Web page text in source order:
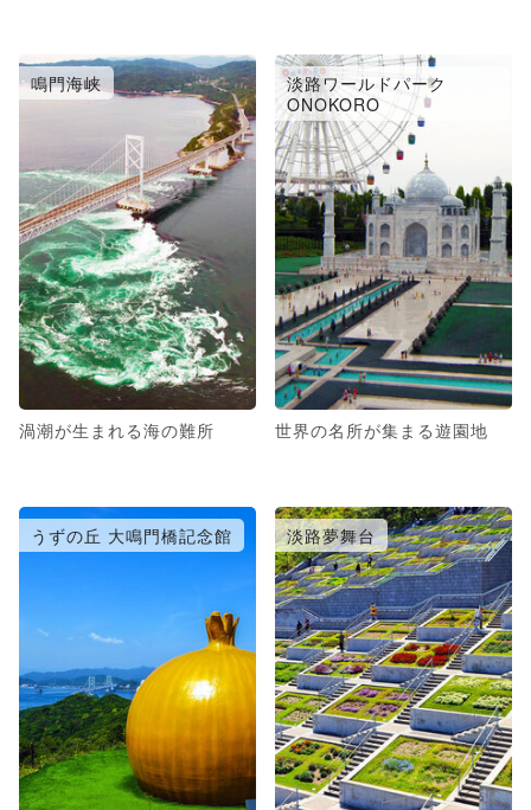
鳴門海峡
渦潮が生まれる海の難所
淡路ワールドパーク
ONOKORO
世界の名所が集まる遊園地
うずの丘 大鳴門橋記念館 淡路夢舞台